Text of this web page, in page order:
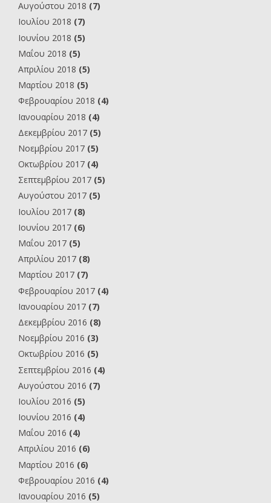
Αυγούστου 2018 (7)
Ιουλίου 2018 (7)
Ιουνίου 2018 (5)
Μαΐου 2018 (5)
Απριλίου 2018 (5)
Μαρτίου 2018 (5)
Φεβρουαρίου 2018 (4)
Ιανουαρίου 2018 (4)
Δεκεμβρίου 2017 (5)
Νοεμβρίου 2017 (5)
Οκτωβρίου 2017 (4)
Σεπτεμβρίου 2017 (5)
Αυγούστου 2017 (5)
Ιουλίου 2017 (8)
Ιουνίου 2017 (6)
Μαΐου 2017 (5)
Απριλίου 2017 (8)
Μαρτίου 2017 (7)
Φεβρουαρίου 2017 (4)
Ιανουαρίου 2017 (7)
Δεκεμβρίου 2016 (8)
Νοεμβρίου 2016 (3)
Οκτωβρίου 2016 (5)
Σεπτεμβρίου 2016 (4)
Αυγούστου 2016 (7)
Ιουλίου 2016 (5)
Ιουνίου 2016 (4)
Μαΐου 2016 (4)
Απριλίου 2016 (6)
Μαρτίου 2016 (6)
Φεβρουαρίου 2016 (4)
Ιανουαρίου 2016 (5)